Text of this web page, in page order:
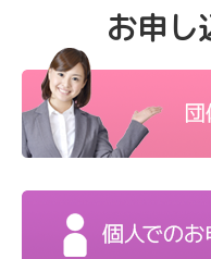
お申し